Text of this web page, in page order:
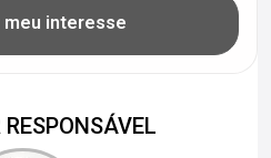
meu interesse
RESPONSÁVEL